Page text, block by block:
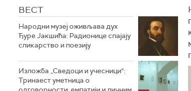
ВЕСТ
Народни музеј оживљава дух
Ђуре Јакшића: Радионице спајају
сликарство и поезију
Изложба „Сведоци и учесници“:
Тринаест уметница о